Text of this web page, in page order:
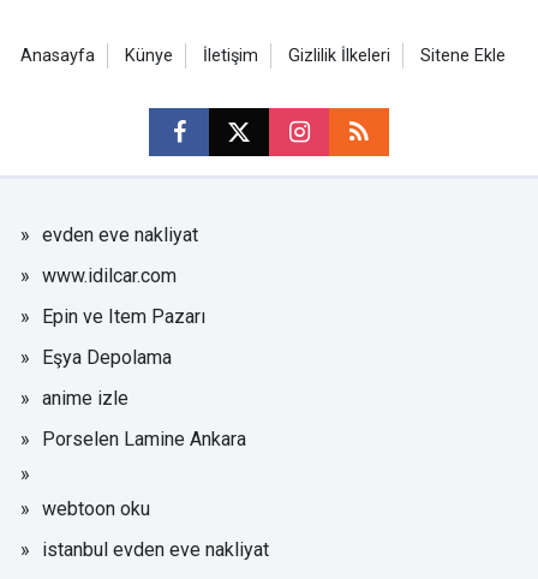
Anasayfa Künye İletişim Gizlilik İlkeleri Sitene Ekle
evden eve nakliyat
www.idilcar.com
Epin ve Item Pazarı
Eşya Depolama
anime izle
Porselen Lamine Ankara
webtoon oku
istanbul evden eve nakliyat